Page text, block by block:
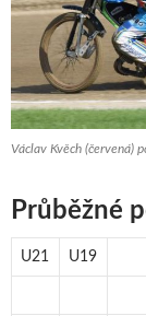
Václav Kvěch (červená)
Průběžné
U21 U19